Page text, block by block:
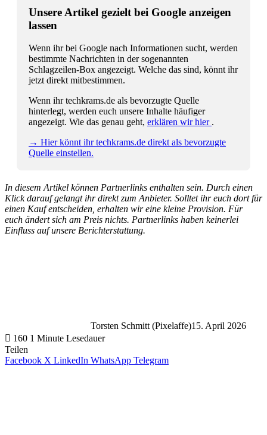
Unsere Artikel gezielt bei Google anzeigen
lassen
Wenn ihr bei Google nach Informationen sucht, werden
bestimmte Nachrichten in der sogenannten
Schlagzeilen-Box angezeigt. Welche das sind, könnt ihr
jetzt direkt mitbestimmen.
Wenn ihr techkrams.de als bevorzugte Quelle
hinterlegt, werden euch unsere Inhalte häufiger
angezeigt. Wie das genau geht, erklären wir hier .
→ Hier könnt ihr techkrams.de direkt als bevorzugte
Quelle einstellen.
In diesem Artikel können Partnerlinks enthalten sein. Durch einen
Klick darauf gelangt ihr direkt zum Anbieter. Solltet ihr euch dort für
einen Kauf entscheiden, erhalten wir eine kleine Provision. Für
euch ändert sich am Preis nichts. Partnerlinks haben keinerlei
Einfluss auf unsere Berichterstattung.
Torsten Schmitt (Pixelaffe)15. April 2026
160 1 Minute Lesedauer
Teilen
Facebook X LinkedIn WhatsApp Telegram